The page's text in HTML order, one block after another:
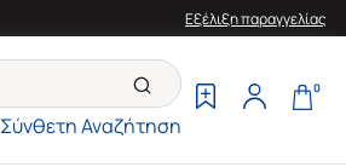
Εξέλιξη παραγγελίας
Σύνθετη Αναζήτηση
0